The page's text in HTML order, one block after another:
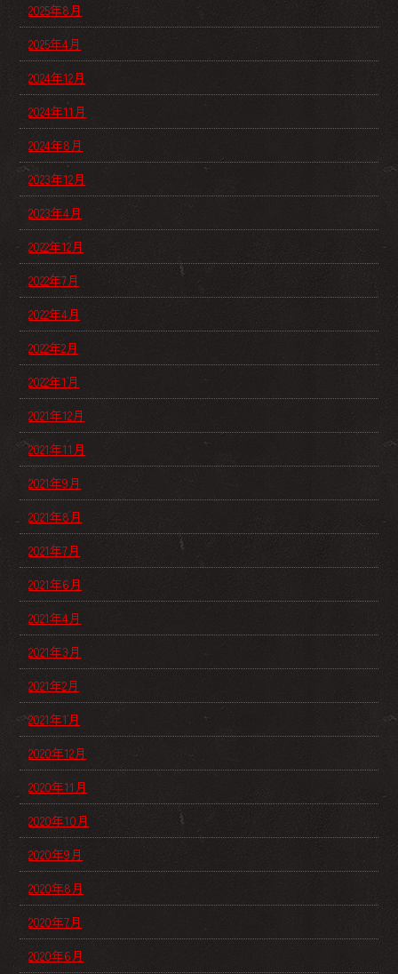
2025年8月
2025年4月
2024年12月
2024年11月
2024年8月
2023年12月
2023年4月
2022年12月
2022年7月
2022年4月
2022年2月
2022年1月
2021年12月
2021年11月
2021年9月
2021年8月
2021年7月
2021年6月
2021年4月
2021年3月
2021年2月
2021年1月
2020年12月
2020年11月
2020年10月
2020年9月
2020年8月
2020年7月
2020年6月